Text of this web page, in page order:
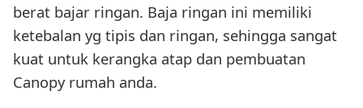
berat bajar ringan. Baja ringan ini memiliki
ketebalan yg tipis dan ringan, sehingga sangat
kuat untuk kerangka atap dan pembuatan
Canopy rumah anda.